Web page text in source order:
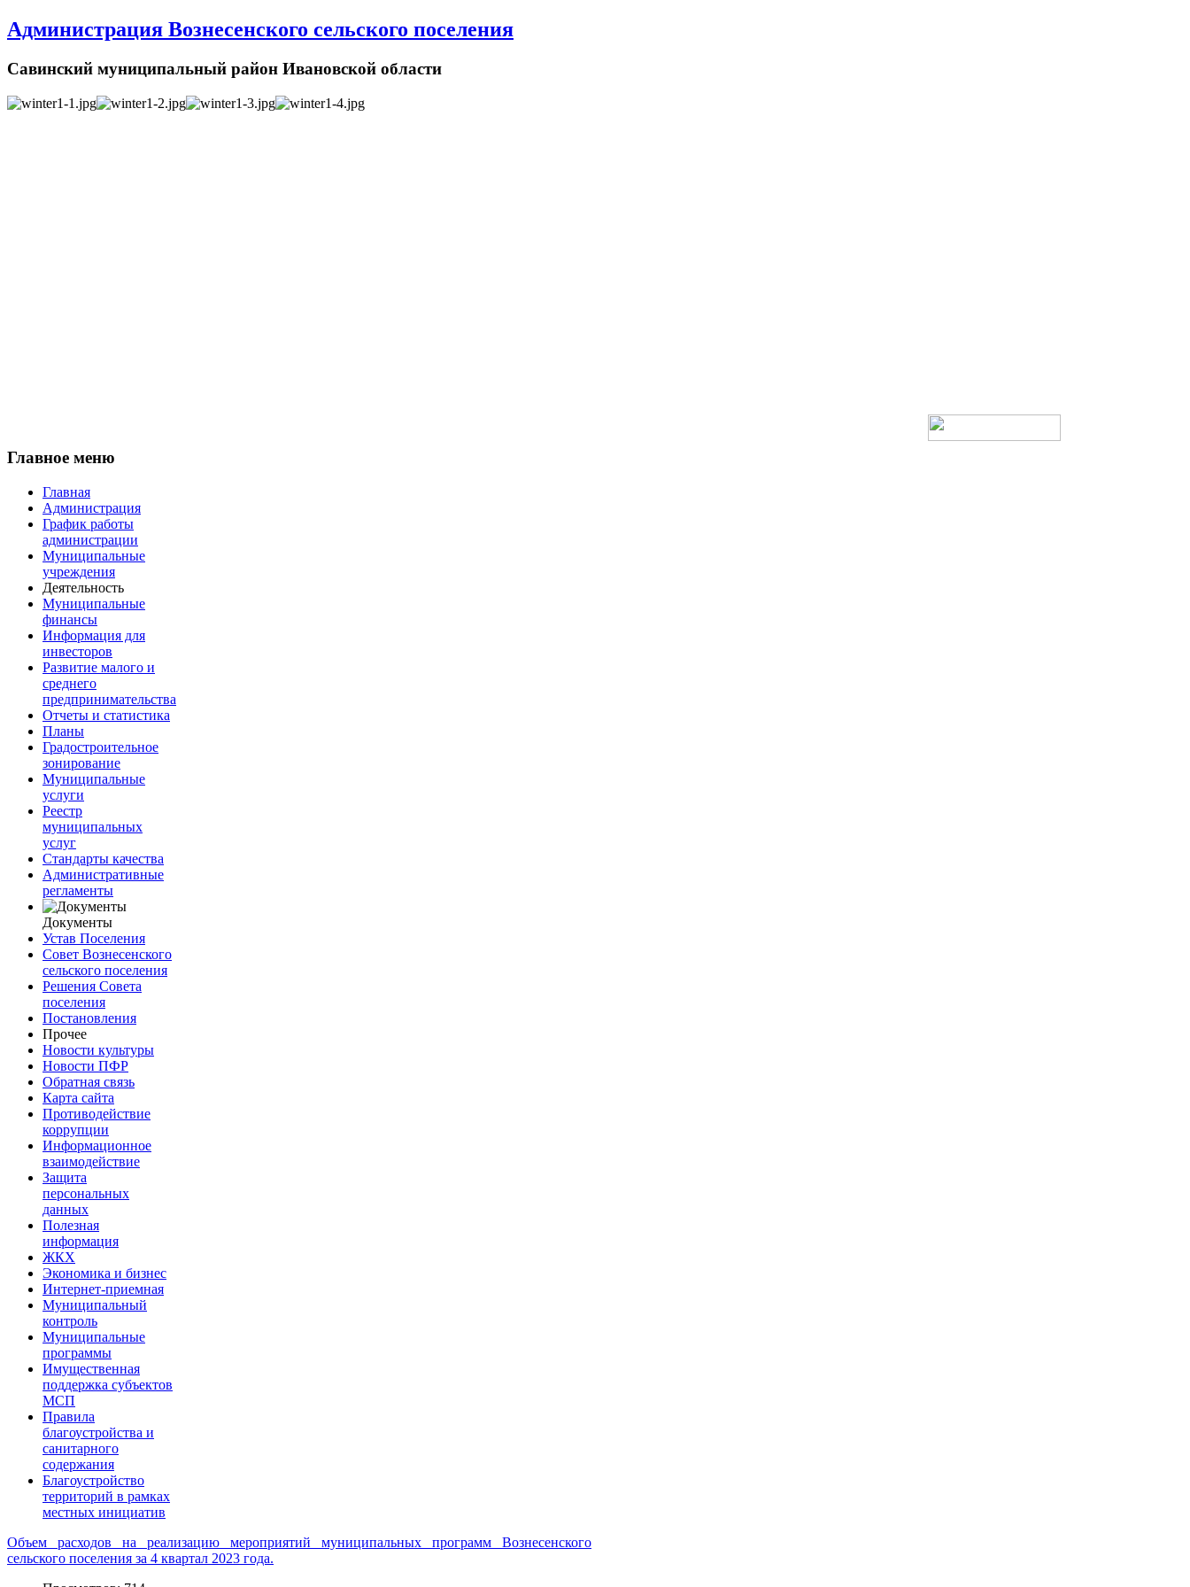
Администрация Вознесенского сельского поселения
Савинский муниципальный район Ивановской области
Главное меню
Главная
Администрация
График работы
администрации
Муниципальные
учреждения
Деятельность
Муниципальные
финансы
Информация для
инвесторов
Развитие малого и
среднего
предпринимательства
Отчеты и статистика
Планы
Градостроительное
зонирование
Муниципальные
услуги
Реестр
муниципальных
услуг
Стандарты качества
Административные
регламенты
Документы
Устав Поселения
Совет Вознесенского
сельского поселения
Решения Совета
поселения
Постановления
Прочее
Новости культуры
Новости ПФР
Обратная связь
Карта сайта
Противодействие
коррупции
Информационное
взаимодействие
Защита
персональных
данных
Полезная
информация
ЖКХ
Экономика и бизнес
Интернет-приемная
Муниципальный
контроль
Муниципальные
программы
Имущественная
поддержка субъектов
МСП
Правила
благоустройства и
санитарного
содержания
Благоустройство
территорий в рамках
местных инициатив
Объем расходов на реализацию мероприятий муниципальных программ Вознесенского
сельского поселения за 4 квартал 2023 года.